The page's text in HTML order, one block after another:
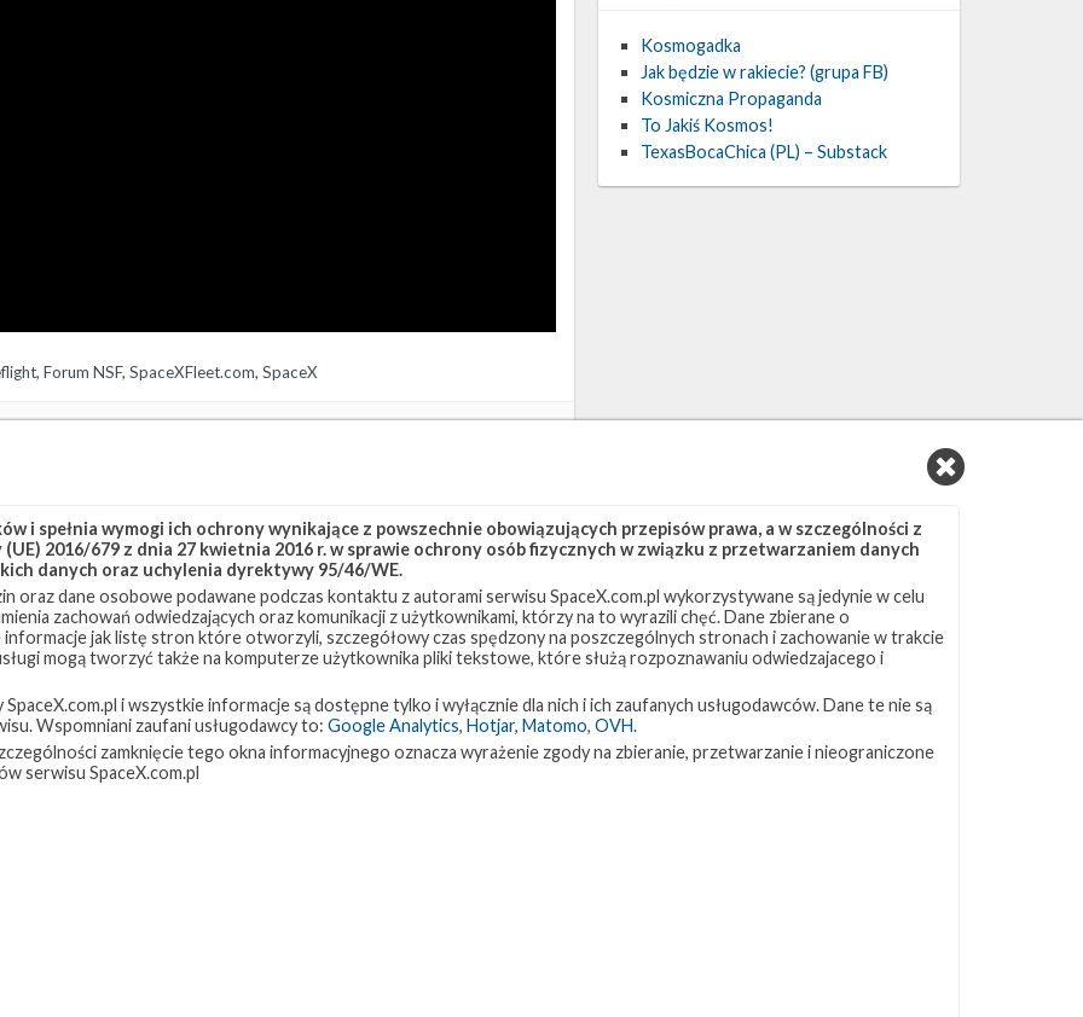
, Forum NSF, SpaceXFleet.com, SpaceX
Kosmogadka
Jak będzie w rakiecie? (grupa FB)
Kosmiczna Propaganda
To Jakiś Kosmos!
TexasBocaChica (PL) – Substack
i spełnia wymogi ich ochrony wynikające z powszechnie obowiązujących przepisów prawa, a w szczególności z
2016/679 z dnia 27 kwietnia 2016 r. w sprawie ochrony osób fizycznych w związku z przetwarzaniem danych
danych oraz uchylenia dyrektywy 95/46/WE.
oraz dane osobowe podawane podczas kontaktu z autorami serwisu SpaceX.com.pl wykorzystywane są jedynie w celu
zachowań odwiedzających oraz komunikacji z użytkownikami, którzy na to wyrazili chęć. Dane zbierane o
jak listę stron które otworzyli, szczegółowy czas spędzony na poszczególnych stronach i zachowanie w trakcie
mogą tworzyć także na komputerze użytkownika pliki tekstowe, które służą rozpoznawaniu odwiedzajacego i
i wszystkie informacje są dostępne tylko i wyłącznie dla nich i ich zaufanych usługodawców. Dane te nie są
Wspomniani zaufani usługodawcy to: Google Analytics, Hotjar, Matomo, OVH.
zamknięcie tego okna informacyjnego oznacza wyrażenie zgody na zbieranie, przetwarzanie i nieograniczone
serwisu SpaceX.com.pl